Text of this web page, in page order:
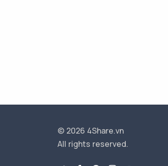
© 2026 4Share.vn
All rights reserved.